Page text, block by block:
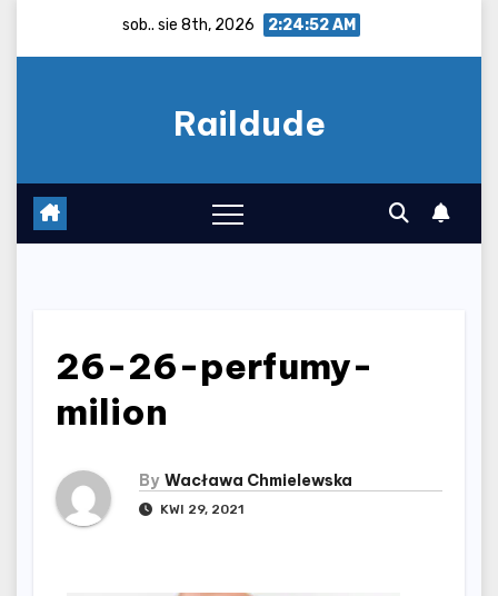
sob.. sie 8th, 2026 2:24:52 AM
Raildude
26-26-perfumy-
milion
By Wacława Chmielewska
KWI 29, 2021